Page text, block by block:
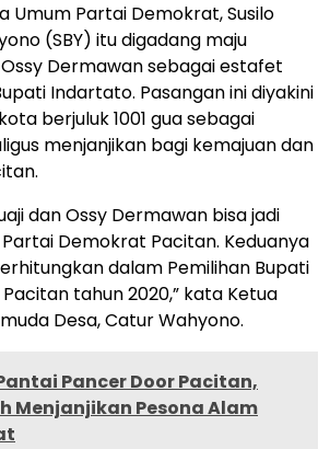
Umum Partai Demokrat, Susilo
(SBY) itu digadang maju
Dermawan sebagai estafet
Indartato. Pasangan ini diyakini
berjuluk 1001 gua sebagai
menjanjikan bagi kemajuan dan
dan Ossy Dermawan bisa jadi
Demokrat Pacitan. Keduanya
dalam Pemilihan Bupati
tahun 2020,” kata Ketua
Desa, Catur Wahyono.
Pancer Door Pacitan,
Menjanjikan Pesona Alam